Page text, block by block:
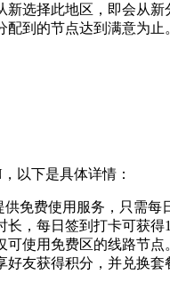
选择此地区，即会从新
到的节点达到满意为止
以下是具体详情：
免费使用服务，只需每
，每日签到打卡可获得
使用免费区的线路节点
友获得积分，并兑换套